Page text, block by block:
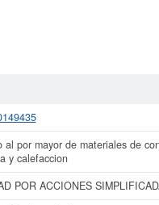
al por mayor de materiales de
y calefaccion
POR ACCIONES